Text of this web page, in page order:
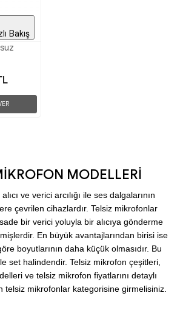
Bakış
MODELLERİ
ve verici arcılığı ile ses dalgalarının
çevrilen cihazlardır. Telsiz mikrofonlar
bir verici yoluyla bir alıcıya gönderme
En büyük avantajlarından birisi ise
boyutlarının daha küçük olmasıdır. Bu
set halindendir. Telsiz mikrofon çeşitleri,
ve telsiz mikrofon fiyatlarını detaylı
telsiz mikrofonlar kategorisine girmelisiniz.